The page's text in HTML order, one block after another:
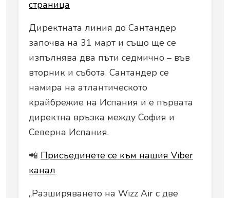
страница
Директната линия до Сантандер
започва на 31 март и също ще се
изпълнява два пъти седмично – във
вторник и събота. Сантандер се
намира на атлантическото
крайбрежие на Испания и е първата
директна връзка между София и
Северна Испания.
📲 Присъединете се към нашия Viber
канал
„Разширяването на Wizz Air с две